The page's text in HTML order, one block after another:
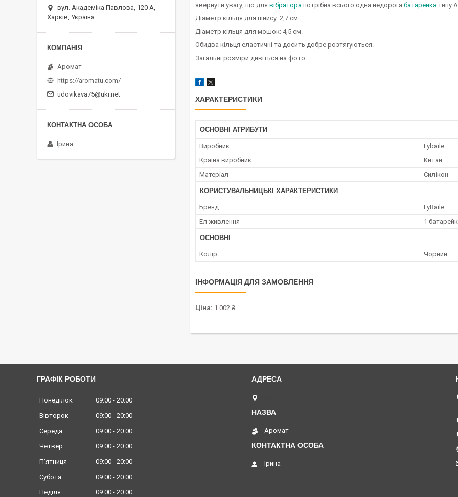
звернути увагу, що для вібратора потрібна всього одна недорога батарейка типу
Діаметр кільця для пінису: 2,7 см.
Діаметр кільця для мошок: 4,5 см.
Обидва кільця еластичні та досить добре розтягуються.
Загальні розміри дивіться на фото.
ХАРАКТЕРИСТИКИ
ОСНОВНІ АТРИБУТИ
Виробник
Lybaile
Країна виробник
Китай
Матеріал
Силікон
КОРИСТУВАЛЬНИЦЬКІ ХАРАКТЕРИСТИКИ
Бренд
LyBaile
Ел живлення
1
ОСНОВНІ
Колір Чорний
ІНФОРМАЦІЯ ДЛЯ ЗАМОВЛЕННЯ
Ціна: 1 002 ₴
вул. Академіка Павлова, 120 А,
Харків, Україна
Аромат
https://aromatu.com/
udovikava75@ukr.net
Ірина
ГРАФІК РОБОТИ
Понеділок 09:00
20:00
Вівторок
09:00
20:00
Середа
09:00
20:00
Четвер
09:00
20:00
Пʼятниця
09:00
20:00
Субота
09:00
20:00
Неділя
09:00 20:00
Аромат
Ірина